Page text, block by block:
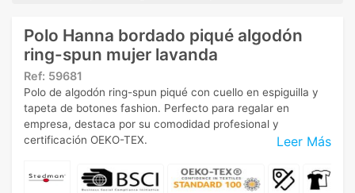
Polo Hanna bordado piqué algodón
ring-spun mujer lavanda
Ref: 59681
Leer Más
Polo de algodón ring-spun piqué con cuello en espiguilla y
tapeta de botones fashion. Perfecto para regalar en
empresa, destaca por su comodidad profesional y
certificación OEKO-TEX.